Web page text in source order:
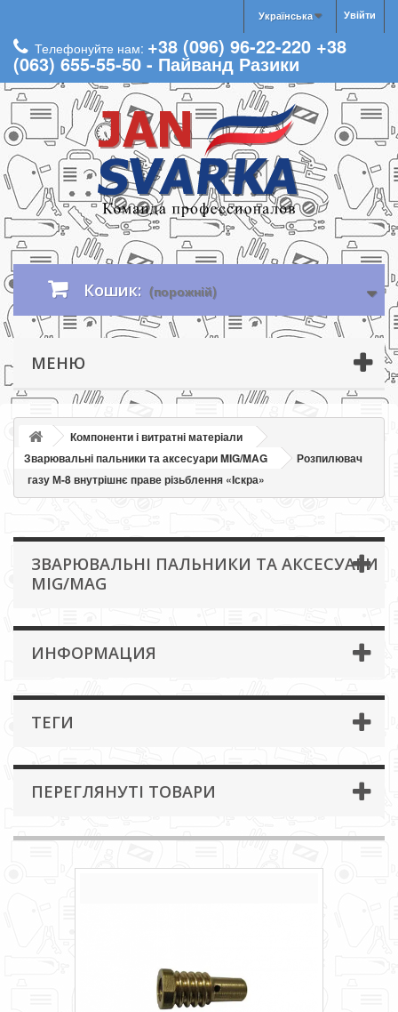
Увійти
Українська
Телефонуйте нам: +38 (096) 96-22-220 +38
(063) 655-55-50 - Пайванд Разики
Кошик: (порожній)
МЕНЮ
Компоненти і витратні матеріали
Зварювальні пальники та аксесуари MIG/MAG
Розпилювач
газу М-8 внутрішнє праве різьблення «Іскра»
ЗВАРЮВАЛЬНІ ПАЛЬНИКИ ТА АКСЕСУАРИ
MIG/MAG
ИНФОРМАЦИЯ
ТЕГИ
ПЕРЕГЛЯНУТІ ТОВАРИ